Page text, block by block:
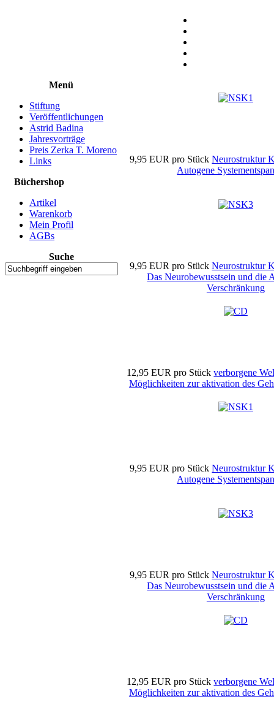
Menü
Stiftung
Veröffentlichungen
Astrid Badina
Jahresvorträge
Preis Zerka T. Moreno
Links
Büchershop
Artikel
Warenkorb
Mein Profil
AGBs
Suche
9,95 EUR pro Stück Neurostruktur
Autogene
9,95 EUR pro Stück Neurostruktur
Das Neurobewusstsein und die
Verschränkung
12,95 EUR pro Stück verborgene
Möglichkeiten zur aktivation des
9,95 EUR pro Stück Neurostruktur
Autogene
9,95 EUR pro Stück Neurostruktur
Das Neurobewusstsein und die
Verschränkung
12,95 EUR pro Stück verborgene
Möglichkeiten zur aktivation des